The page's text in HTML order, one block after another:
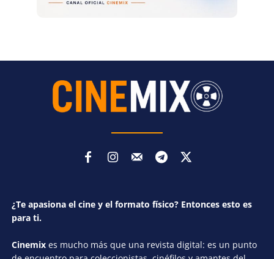
¿Te apasiona el cine y el formato físico? Entonces esto es
para ti.
Cinemix es mucho más que una revista digital: es un punto